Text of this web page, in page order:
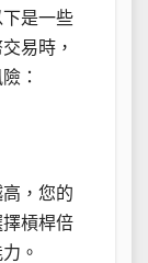
是一些
易時，
：
，您的
槓桿倍
。